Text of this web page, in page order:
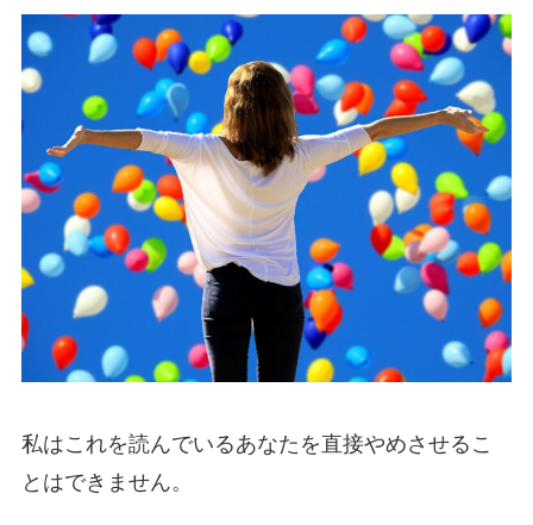
私はこれを読んでいるあなたを直接やめさせるこ
とはできません。